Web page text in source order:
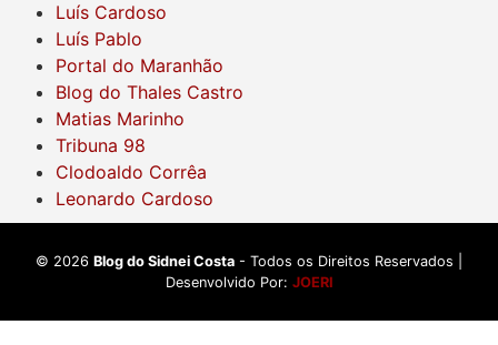
Luís Cardoso
Luís Pablo
Portal do Maranhão
Blog do Thales Castro
Matias Marinho
Tribuna 98
Clodoaldo Corrêa
Leonardo Cardoso
© 2026 Blog do Sidnei Costa - Todos os Direitos Reservados |
Desenvolvido Por: JOERI